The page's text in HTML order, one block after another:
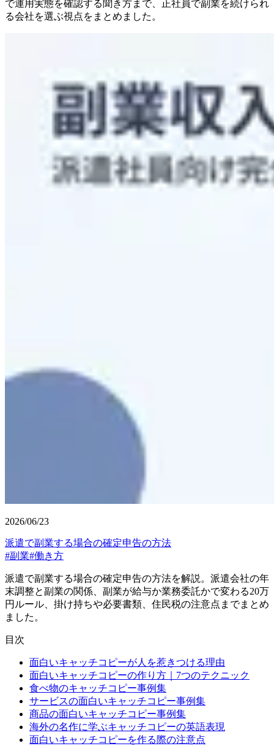
で運用実態を確認する聞き方まで、正社員で副業を続けられ
る会社を選ぶ視点をまとめました。
2026/06/23
派遣で副業する場合の確定申告の方法
#副業#働き方
派遣で副業する場合の確定申告の方法を解説。派遣会社の年
末調整と副業の関係、副業が給与か業務委託かで変わる20万
円ルール、掛け持ちや必要書類、住民税の注意点までまとめ
ました。
目次
面白いキャッチコピーが人を惹きつける理由
面白いキャッチコピーの作り方｜7つのテクニック
食べ物のキャッチコピー事例集
サービスの面白いキャッチコピー事例集
商品の面白いキャッチコピー事例集
海外の名作に学ぶキャッチコピーの英語表現
面白いキャッチコピーを作る際の注意点